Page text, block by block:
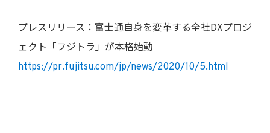
プレスリリース：富士通自身を変革する全社DXプロジ
ェクト「フジトラ」が本格始動
https://pr.fujitsu.com/jp/news/2020/10/5.html